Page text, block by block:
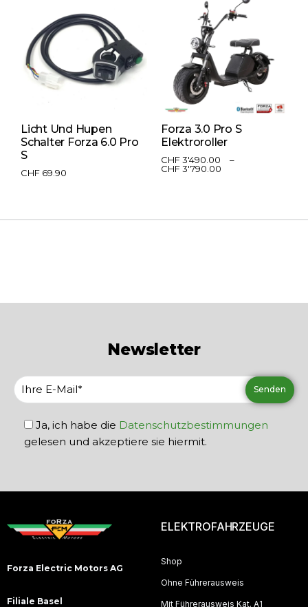
Licht Und Hupen
Schalter Forza 6.0 Pro
S
CHF 69.90
Forza 3.0 Pro S
Elektroroller
CHF3'490.00
–
CHF3'790.00
Newsletter
Ja, ich habe die Datenschutzbestimmungen
gelesen und akzeptiere sie hiermit.
Forza Electric Motors AG
Filiale Basel
ELEKTROFAHRZEUGE
Shop
Ohne Führerausweis
Mit Führerausweis Kat. A1